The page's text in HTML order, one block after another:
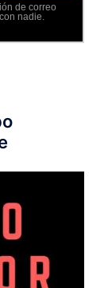
de correo
nadie.